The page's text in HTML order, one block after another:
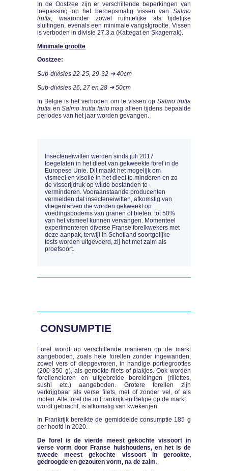
In de Oostzee zijn er verschillende beperkingen van
toepassing op het beroepsmatig vissen van Salmo
trutta, waaronder zowel ruimtelijke als tijdelijke
sluitingen, evenals een minimale vangstgrootte. Vissen
is verboden in divisie 27.3.a (Kattegat en Skagerrak).
Minimale grootte
Oostzee:
Sub-divisies 22-25, 29-32 ➜ 40cm
Sub-divisies 26, 27 en 28 ➜ 50cm
In België is het verboden om te vissen op Salmo trutta
trutta enSalmo trutta fariomag alleen tijdens bepaalde
periodes van het jaar worden gevangen.
Insecteneiwitten werden sinds juli 2017
toegelaten in het dieet van gekweekte forel in de
Europese Unie. Dit maakt het mogelijk om
vismeel en visolie in het dieet te minderen en zo
de visserijdruk op wilde bestanden te
verminderen. Vooraanstaande producenten
vermelden dat insecteneiwitten, afkomstig van
vliegenlarven die worden gekweekt op
voedingsbodems van granen of bieten, tot 50%
van het vismeel kunnen vervangen. Momenteel
experimenteren diverse Franse forelkwekers met
deze aanpak, terwijl in Schotland soortgelijke
tests worden uitgevoerd, zij het met zalm als
proefsoort.
CONSUMPTIE
Forel wordt op verschillende manieren op de markt
aangeboden, zoals hele forellen zonder ingewanden,
zowel vers of diepgevroren, in handige portiegroottes
(200-350 g), als gerookte filets of plakjes. Ook worden
forelleneieren en uitgebreide bereidingen (rillettes,
sushi etc.) aangeboden. Grotere forellen zijn
verkrijgbaar als verse filets, met of zonder vel, of als
moten. Alle forel die in Frankrijk en België op de markt
wordt gebracht, is afkomstig van kwekerijen.
In Frankrijk bereikte de gemiddelde consumptie 185 g
per hoofd in 2020.
De forel is de vierde meest gekochte vissoort in
verse vorm door Franse huishoudens, en het is de
tweede meest gekochte vissoort in gerookte,
gedroogde en gezouten vorm, na de zalm.